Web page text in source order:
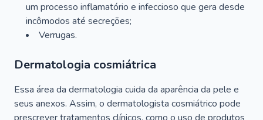
um processo inflamatório e infeccioso que gera desde
incômodos até secreções;
Verrugas.
Dermatologia cosmiátrica
Essa área da dermatologia cuida da aparência da pele e
seus anexos. Assim, o dermatologista cosmiátrico pode